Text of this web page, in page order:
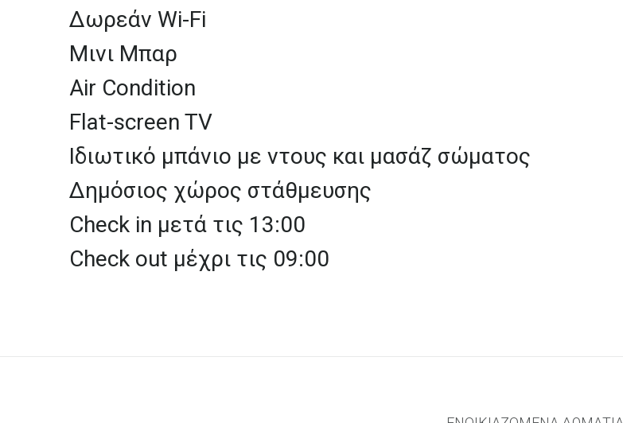
Δωρεάν Wi-Fi
Μινι Μπαρ
Air Condition
Flat-screen TV
Ιδιωτικό μπάνιο με ντους και μασάζ σώματος
Δημόσιος χώρος στάθμευσης
Check in μετά τις 13:00
Check out μέχρι τις 09:00